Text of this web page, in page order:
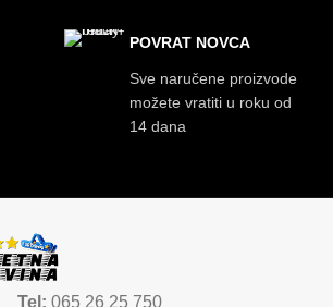
POVRAT NOVCA
Sve naručene proizvode
možete vratiti u roku od
14 dana
Tel: 065 26 25 750